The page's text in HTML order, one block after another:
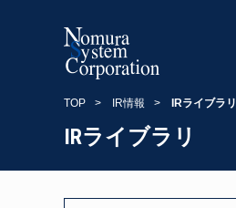
TOP > IR情報 > IRライブラリ
IRライブラリ